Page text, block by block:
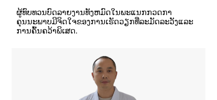
ຜູ້ທົບທວນບົດລາຍງານທັງຫມົດໃນພະແນກກວດກາ
ຄຸນນະພາບມີຈິດໃຈຂອງການເຮັດວຽກທີ່ລະມັດລະວັງແລະ
ການຄົ້ນຄວ້າພິເສດ.